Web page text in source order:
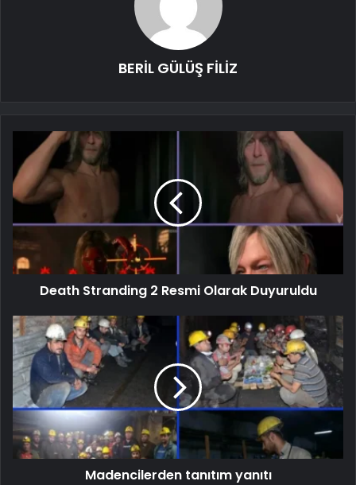
BERİL GÜLÜŞ FİLİZ
Death Stranding 2 Resmi Olarak Duyuruldu
Madencilerden tanıtım yanıtı